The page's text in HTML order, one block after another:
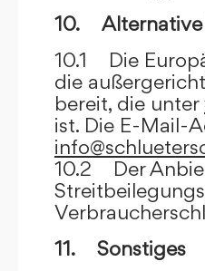
10. Alternative
10.1 Die
die
bereit, die unter
ist. Die E-Mail-
10.2 Der
11. Sonstiges